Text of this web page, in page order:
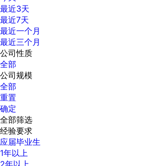
最近3天
最近7天
最近一个月
最近三个月
公司性质
全部
公司规模
全部
重置
确定
全部筛选
经验要求
应届毕业生
1年以上